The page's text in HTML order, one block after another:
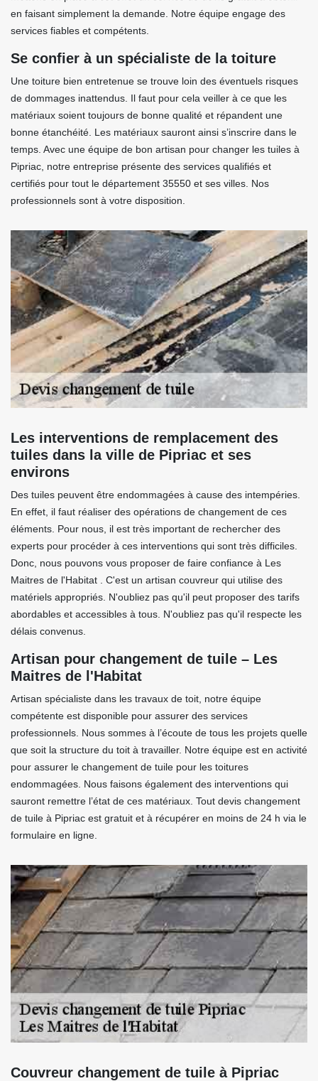
en faisant simplement la demande. Notre équipe engage des
services fiables et compétents.
Se confier à un spécialiste de la toiture
Une toiture bien entretenue se trouve loin des éventuels risques
de dommages inattendus. Il faut pour cela veiller à ce que les
matériaux soient toujours de bonne qualité et répandent une
bonne étanchéité. Les matériaux sauront ainsi s’inscrire dans le
temps. Avec une équipe de bon artisan pour changer les tuiles à
Pipriac, notre entreprise présente des services qualifiés et
certifiés pour tout le département 35550 et ses villes. Nos
professionnels sont à votre disposition.
Les interventions de remplacement des
tuiles dans la ville de Pipriac et ses
environs
Des tuiles peuvent être endommagées à cause des intempéries.
En effet, il faut réaliser des opérations de changement de ces
éléments. Pour nous, il est très important de rechercher des
experts pour procéder à ces interventions qui sont très difficiles.
Donc, nous pouvons vous proposer de faire confiance à Les
Maitres de l'Habitat . C'est un artisan couvreur qui utilise des
matériels appropriés. N'oubliez pas qu'il peut proposer des tarifs
abordables et accessibles à tous. N'oubliez pas qu'il respecte les
délais convenus.
Artisan pour changement de tuile – Les
Maitres de l'Habitat
Artisan spécialiste dans les travaux de toit, notre équipe
compétente est disponible pour assurer des services
professionnels. Nous sommes à l’écoute de tous les projets quelle
que soit la structure du toit à travailler. Notre équipe est en activité
pour assurer le changement de tuile pour les toitures
endommagées. Nous faisons également des interventions qui
sauront remettre l’état de ces matériaux. Tout devis changement
de tuile à Pipriac est gratuit et à récupérer en moins de 24 h via le
formulaire en ligne.
Couvreur changement de tuile à Pipriac